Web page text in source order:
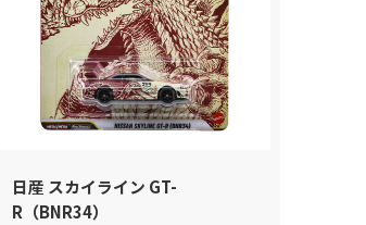
日産 スカイライン GT-
R（BNR34）